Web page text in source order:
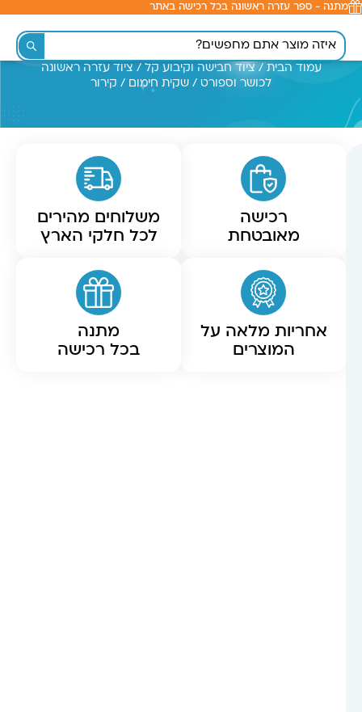
לתוכן
מתנה - ספר עזרה ראשונה בכל רכישה באתר
עמוד הבית / ציוד חבישה וקיבוע קל / ציוד עזרה ראשונה
לכושר וספורט / שקית חימום / קירור
רכישה
מאובטחת
משלוחים מהירים
לכל חלקי הארץ
אחריות מלאה על
המוצרים
מתנה
בכל רכישה